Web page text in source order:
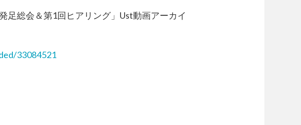
足総会＆第1回ヒアリング」Ust動画アーカイ
33084521